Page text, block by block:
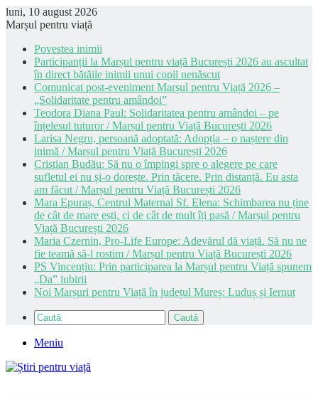
luni, 10 august 2026
Marșul pentru viață
Povestea inimii
Participanții la Marșul pentru viață București 2026 au ascultat
în direct bătăile inimii unui copil nenăscut
Comunicat post-eveniment Marșul pentru Viață 2026 –
„Solidaritate pentru amândoi”
Teodora Diana Paul: Solidaritatea pentru amândoi – pe
înțelesul tuturor / Marșul pentru Viață București 2026
Larisa Negru, persoană adoptată: Adopția – o naștere din
inimă / Marșul pentru Viață București 2026
Cristian Budău: Să nu o împingi spre o alegere pe care
sufletul ei nu și-o dorește. Prin tăcere. Prin distanță. Eu asta
am făcut / Marșul pentru Viață București 2026
Mara Epuraș, Centrul Maternal Sf. Elena: Schimbarea nu ține
de cât de mare ești, ci de cât de mult îți pasă / Marșul pentru
Viață București 2026
Maria Czernin, Pro-Life Europe: Adevărul dă viață. Să nu ne
fie teamă să-l rostim / Marșul pentru Viață București 2026
PS Vincențiu: Prin participarea la Marșul pentru Viață spunem
„Da” iubirii
Noi Marșuri pentru Viață în județul Mureș: Luduș și Iernut
Caută
Meniu